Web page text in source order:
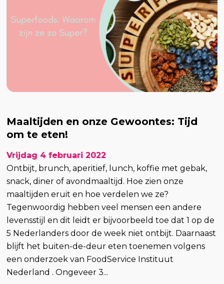
Maaltijden en onze Gewoontes: Tijd
om te eten!
Vrijdag 4 februari 2022
Ontbijt, brunch, aperitief, lunch, koffie met gebak,
snack, diner of avondmaaltijd. Hoe zien onze
maaltijden eruit en hoe verdelen we ze?
Tegenwoordig hebben veel mensen een andere
levensstijl en dit leidt er bijvoorbeeld toe dat 1 op de
5 Nederlanders door de week niet ontbijt. Daarnaast
blijft het buiten-de-deur eten toenemen volgens
een onderzoek van FoodService Instituut
Nederland . Ongeveer 3...